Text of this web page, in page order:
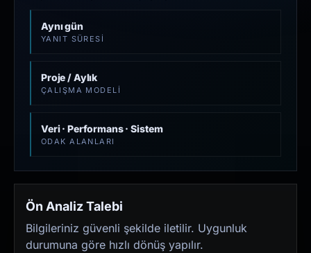
Aynı gün
YANIT SÜRESI
Proje / Aylık
ÇALIŞMA MODELI
Veri · Performans · Sistem
ODAK ALANLARI
Ön Analiz Talebi
Bilgileriniz güvenli şekilde iletilir. Uygunluk
durumuna göre hızlı dönüş yapılır.